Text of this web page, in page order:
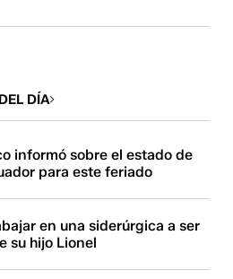
DÍA
informó sobre el estado de
para este feriado
en una siderúrgica a ser
su hijo Lionel